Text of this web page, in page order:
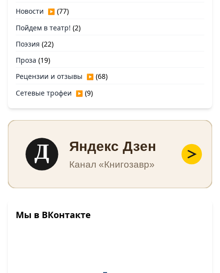
Новости ▶ (77)
Пойдем в театр! (2)
Поэзия (22)
Проза (19)
Рецензии и отзывы ▶ (68)
Сетевые трофеи ▶ (9)
Д Яндекс Дзен
Канал «Книгозавр»
Мы в ВКонтакте